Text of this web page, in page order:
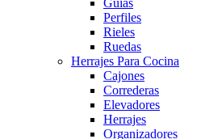
Perfiles
Rieles
Ruedas
Herrajes Para Cocina
Cajones
Correderas
Elevadores
Herrajes
Organizadores